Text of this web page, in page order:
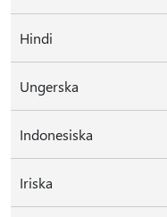
Hindi
Ungerska
Indonesiska
Iriska